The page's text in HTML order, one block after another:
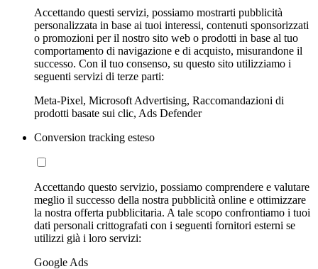
Accettando questi servizi, possiamo mostrarti pubblicità
personalizzata in base ai tuoi interessi, contenuti sponsorizzati
o promozioni per il nostro sito web o prodotti in base al tuo
comportamento di navigazione e di acquisto, misurandone il
successo. Con il tuo consenso, su questo sito utilizziamo i
seguenti servizi di terze parti:
Meta-Pixel, Microsoft Advertising, Raccomandazioni di
prodotti basate sui clic, Ads Defender
Conversion tracking esteso
Accettando questo servizio, possiamo comprendere e valutare
meglio il successo della nostra pubblicità online e ottimizzare
la nostra offerta pubblicitaria. A tale scopo confrontiamo i tuoi
dati personali crittografati con i seguenti fornitori esterni se
utilizzi già i loro servizi:
Google Ads